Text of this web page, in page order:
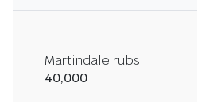
Martindale rubs
40,000